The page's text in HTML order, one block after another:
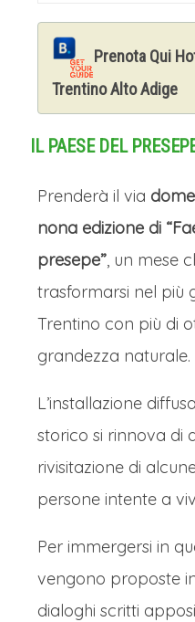
Prenota Qui
Trentino Alto Adige
IL PAESE DEL
Prenderà il via
nona edizione di
presepe”, un mese
trasformarsi nel più
Trentino con più di
grandezza naturale.
L’installazione
storico si rinnova di
rivisitazione di
persone intente a
Per immergersi in
vengono proposte
dialoghi scritti